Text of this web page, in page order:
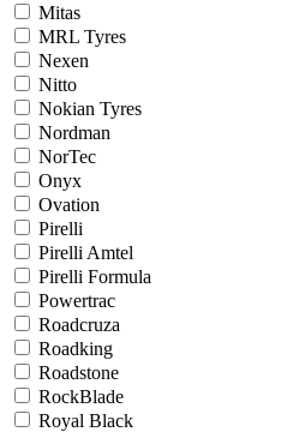
Mitas
MRL Tyres
Nexen
Nitto
Nokian Tyres
Nordman
NorTec
Onyx
Ovation
Pirelli
Pirelli Amtel
Pirelli Formula
Powertrac
Roadcruza
Roadking
Roadstone
RockBlade
Royal Black